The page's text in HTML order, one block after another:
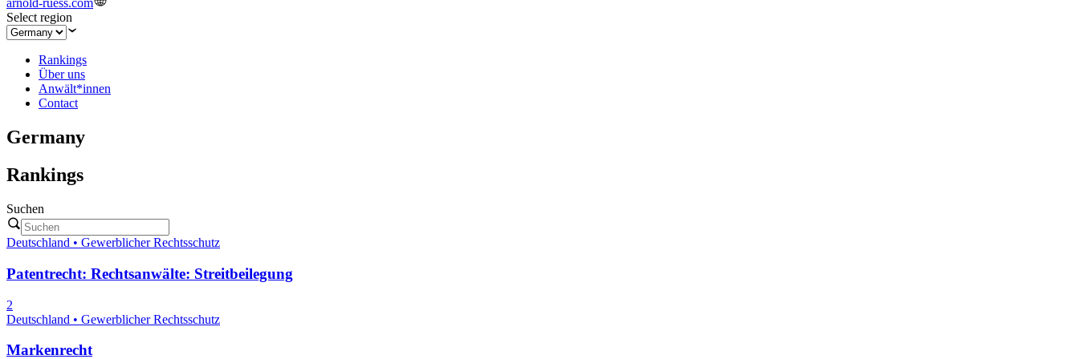
arnold-ruess.com
Select region
Rankings
Über uns
Anwält*innen
Contact
Germany
Rankings
Suchen
Deutschland • Gewerblicher Rechtsschutz
Patentrecht: Rechtsanwälte: Streitbeilegung
2
Deutschland • Gewerblicher Rechtsschutz
Markenrecht